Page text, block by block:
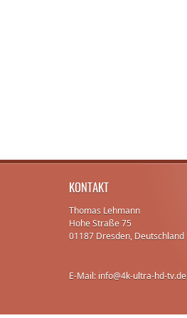
KONTAKT
Thomas Lehmann
Hohe Straße 75
01187 Dresden, Deutschland
E-Mail: info@4k-ultra-hd-tv.de